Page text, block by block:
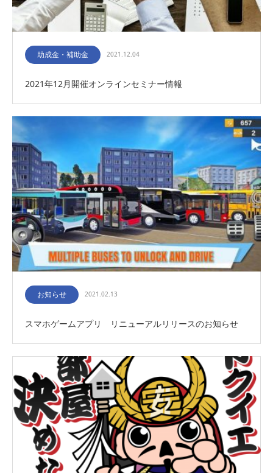
助成金・補助金 2021.12.04
2021年12月開催オンラインセミナー情報
お知らせ 2021.02.13
スマホゲームアプリ リニューアルリリースのお知らせ